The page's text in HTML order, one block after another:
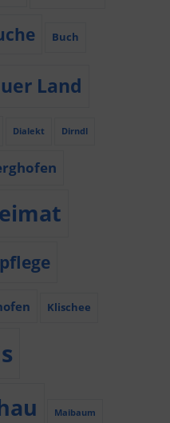
Buch
Land
Dialekt Dirndl
Klischee
Maibaum